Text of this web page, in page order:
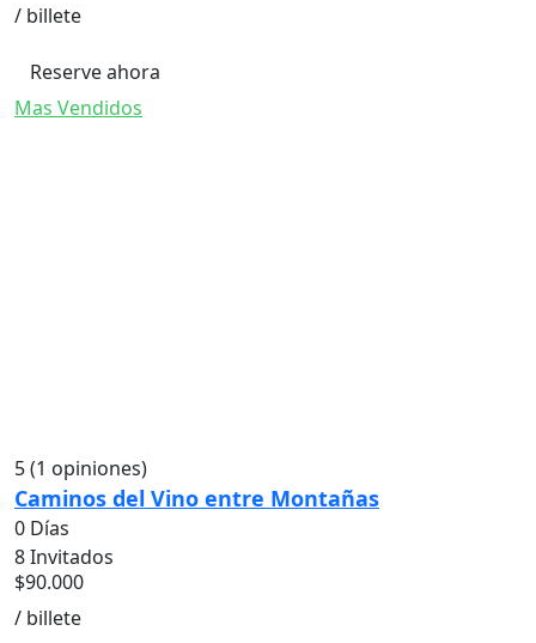
/ billete
Reserve ahora
Mas Vendidos
5(1 opiniones)
Caminos del Vino entre Montañas
0 Días
8 Invitados
$90.000
/ billete